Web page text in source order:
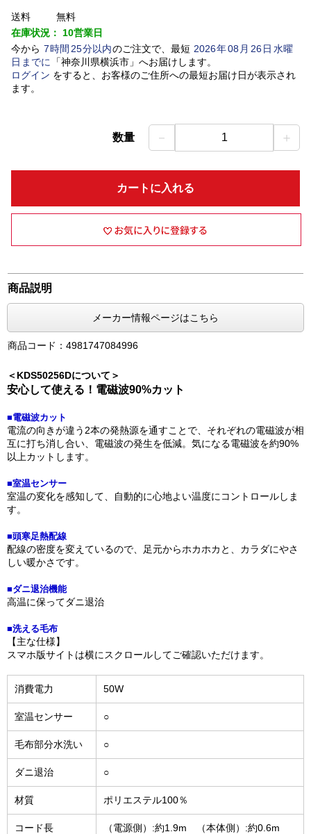
送料
無料
在庫状況： 10営業日
今から 7時間 25分以内のご注文で、最短 2026年08 月 26日水曜
日 までに 「神奈川県横浜市」 へお届けします。
ログイン をすると、お客様のご住所への最短お届け日が表示され
ます。
数量 － 1 ＋
カートに入れる
商品説明
メーカー情報ページはこちら
商品コード：4981747084996
＜KDS50256Dについて＞
安心して使える！電磁波90%カット
■電磁波カット
電流の向きが違う2本の発熱源を通すことで、それぞれの電磁波が相
互に打ち消し合い、電磁波の発生を低減。気になる電磁波を約90%
以上カットします。
■室温センサー
室温の変化を感知して、自動的に心地よい温度にコントロールしま
す。
■頭寒足熱配線
配線の密度を変えているので、足元からホカホカと、カラダにやさ
しい暖かさです。
■ダニ退治機能
高温に保ってダニ退治
■洗える毛布
【主な仕様】
スマホ版サイトは横にスクロールしてご確認いただけます。
消費電力 50W
室温センサー ○
毛布部分水洗い ○
ダニ退治 ○
材質 ポリエステル100％
コード長 （電源側）:約1.9m （本体側）:約0.6m